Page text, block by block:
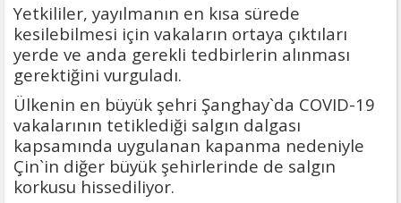
Yetkililer, yayılmanın en kısa sürede
kesilebilmesi için vakaların ortaya çıktıları
yerde ve anda gerekli tedbirlerin alınması
gerektiğini vurguladı.
Ülkenin en büyük şehri Şanghay`da COVID-19
vakalarının tetiklediği salgın dalgası
kapsamında uygulanan kapanma nedeniyle
Çin`in diğer büyük şehirlerinde de salgın
korkusu hissediliyor.